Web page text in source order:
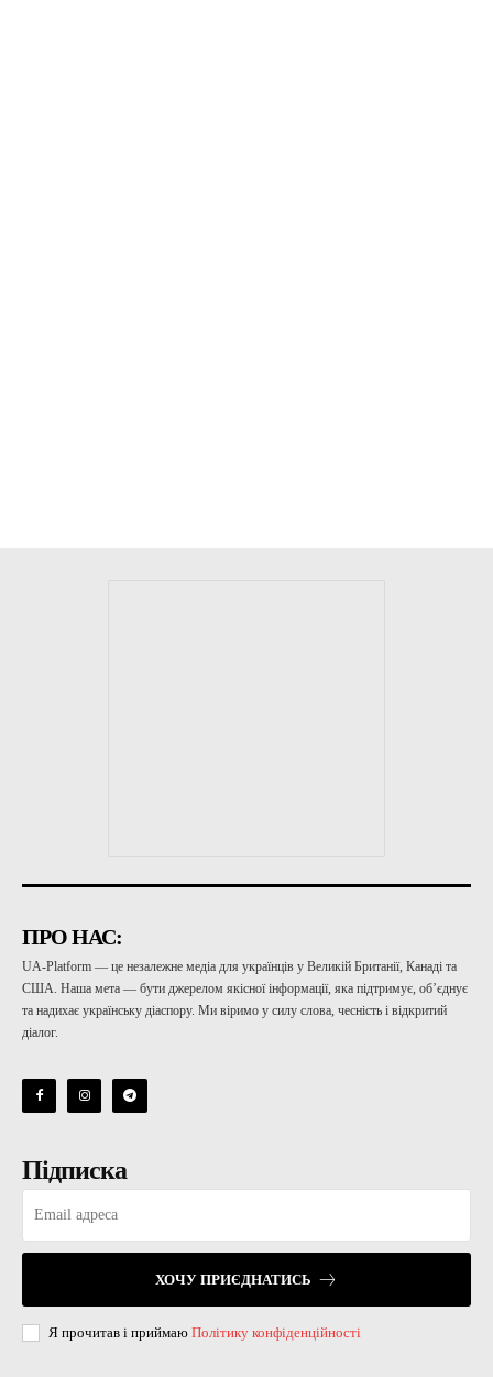
ПРО НАС:
UA-Platform — це незалежне медіа для українців у Великій Британії, Канаді та
США. Наша мета — бути джерелом якісної інформації, яка підтримує, об’єднує
та надихає українську діаспору. Ми віримо у силу слова, чесність і відкритий
діалог.
Підписка
ХОЧУ ПРИЄДНАТИСЬ
Я прочитав і приймаю Політику конфіденційності